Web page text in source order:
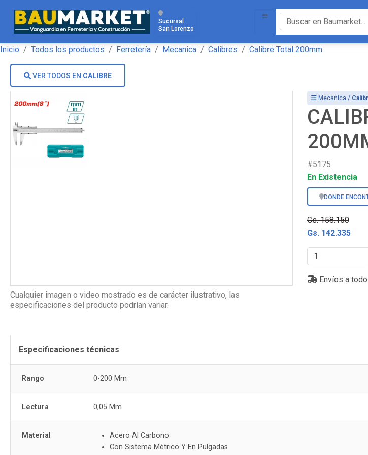
Sucursal
San Lorenzo
Inicio Todos los productos Ferretería Mecanica Calibres Calibre Total 200mm
VER TODOS EN CALIBRE
Cualquier imagen o video mostrado es de carácter ilustrativo, las
especificaciones del producto podrían variar.
Mecanica /
#5175
En Existencia
DONDE
Gs. 158.150
Gs. 142.335
Envíos a
Especificaciones técnicas
Rango 0-200 Mm
Lectura 0,05 Mm
Material
Acero Al Carbono
Con Sistema Métrico Y En Pulgadas